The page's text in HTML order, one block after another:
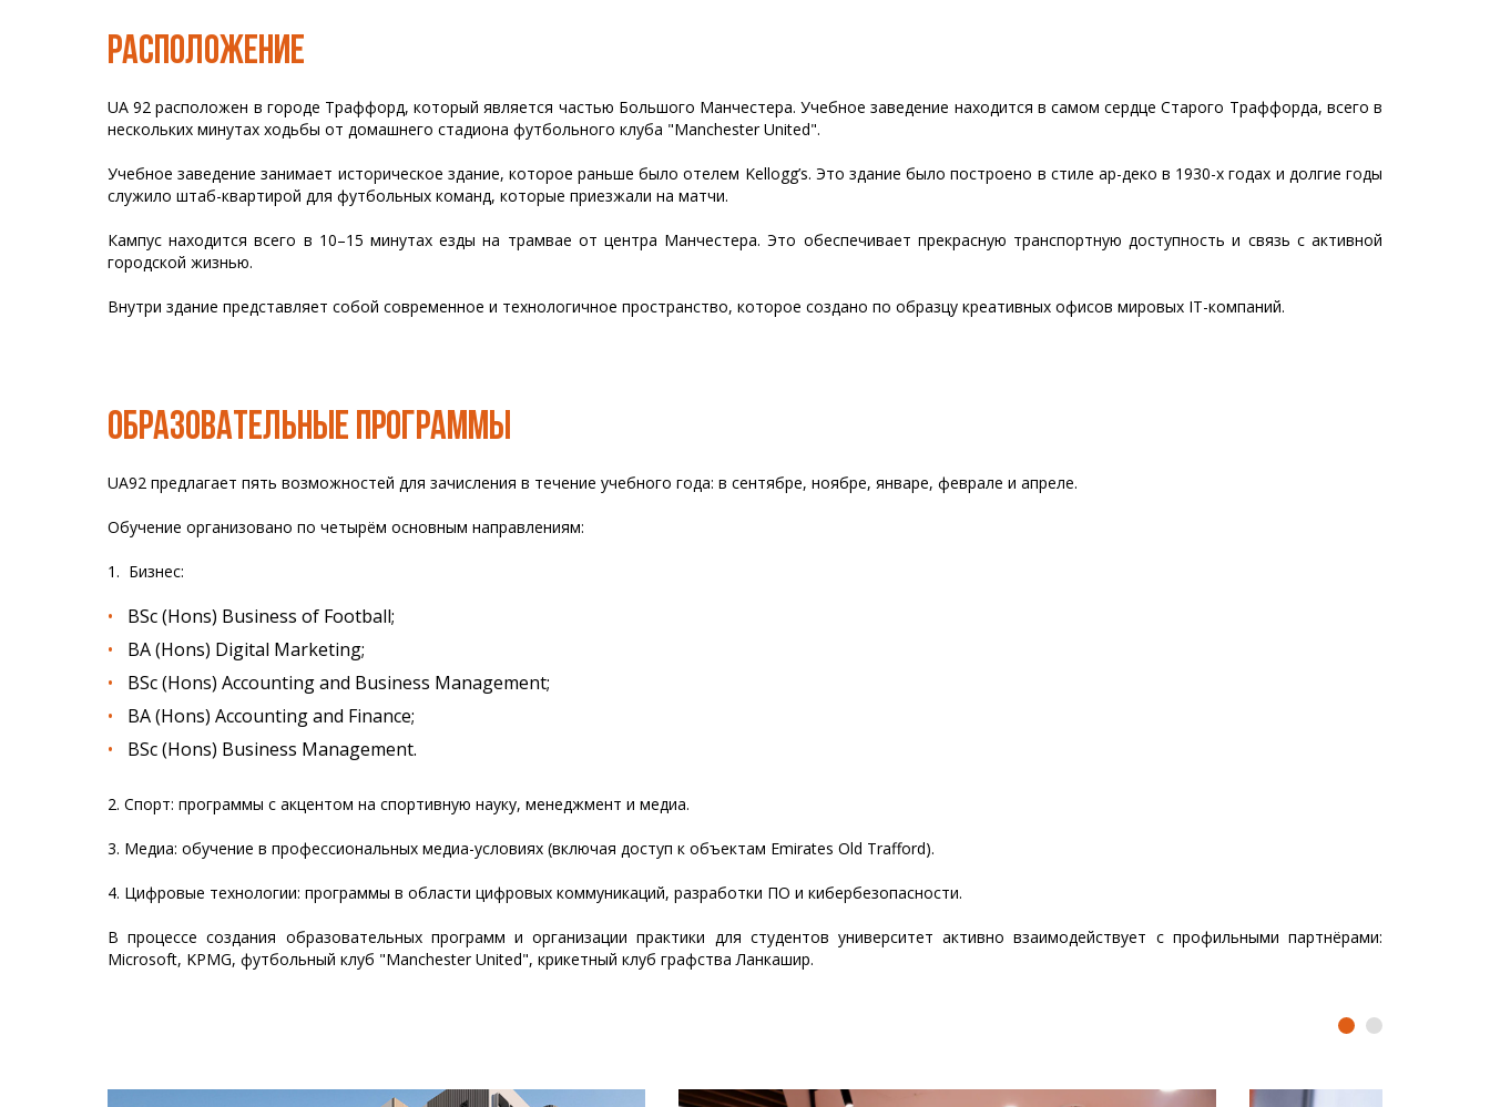
РАСПОЛОЖЕНИЕ
UA 92 расположен в городе Траффорд, который является частью Большого Манчестера. Учебное заведение находится в самом сердце Старого Траффорда, всего в
нескольких минутах ходьбы от домашнего стадиона футбольного клуба "Manchester United".
Учебное заведение занимает историческое здание, которое раньше было отелем Kellogg’s. Это здание было построено в стиле ар-деко в 1930-х годах и долгие годы
служило штаб-квартирой для футбольных команд, которые приезжали на матчи.
Кампус находится всего в 10–15 минутах езды на трамвае от центра Манчестера. Это обеспечивает прекрасную транспортную доступность и связь с активной
городской жизнью.
Внутри здание представляет собой современное и технологичное пространство, которое создано по образцу креативных офисов мировых IT-компаний.
ОБРАЗОВАТЕЛЬНЫЕ ПРОГРАММЫ
UA92 предлагает пять возможностей для зачисления в течение учебного года: в сентябре, ноябре, январе, феврале и апреле.
Обучение организовано по четырём основным направлениям:
1. Бизнес:
BSc (Hons) Business of Football;
BA (Hons) Digital Marketing;
BSc (Hons) Accounting and Business Management;
BA (Hons) Accounting and Finance;
BSc (Hons) Business Management.
2. Спорт: программы с акцентом на спортивную науку, менеджмент и медиа.
3. Медиа: обучение в профессиональных медиа-условиях (включая доступ к объектам Emirates Old Trafford).
4. Цифровые технологии: программы в области цифровых коммуникаций, разработки ПО и кибербезопасности.
В процессе создания образовательных программ и организации практики для студентов университет активно взаимодействует с профильными партнёрами:
Microsoft, KPMG, футбольный клуб "Manchester United", крикетный клуб графства Ланкашир.